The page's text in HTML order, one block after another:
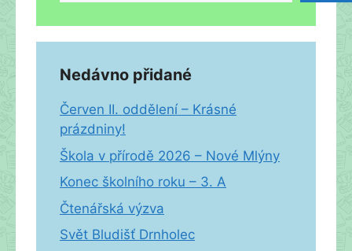
Nedávno přidané
Červen II. oddělení – Krásné
prázdniny!
Škola v přírodě 2026 – Nové Mlýny
Konec školního roku – 3. A
Čtenářská výzva
Svět Bludišť Drnholec